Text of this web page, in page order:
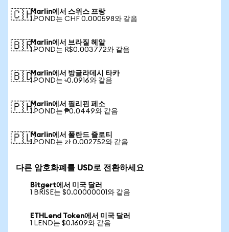
🇨🇭Marlin에서 스위스 프랑
1 POND는 CHF 0.000598와 같음
🇧🇷Marlin에서 브라질 헤알
1 POND는 R$0.003772와 같음
🇧🇩Marlin에서 방글라데시 타카
1 POND는 ৳0.0916와 같음
🇵🇭Marlin에서 필리핀 페소
1 POND는 ₱0.0449와 같음
🇵🇱Marlin에서 폴란드 즐로티
1 POND는 zł 0.002752와 같음
다른 암호화폐를 USD로 전환하세요
Bitgert에서 미국 달러
1 BRISE는 $0.00000001와 같음
ETHLend Token에서 미국 달러
1 LEND는 $0.1609와 같음